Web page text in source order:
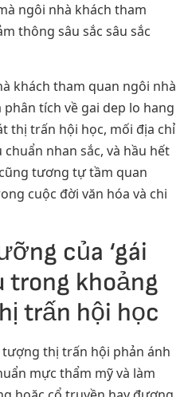
ngôi nhà khách tham
thông sâu sắc sâu sắc
khách tham quan ngôi nhà
tích về gai dep lo hang
thị trấn hội học, mối địa chỉ
nhan sắc, và hầu hết
tương tự tầm quan
cuộc đời văn hóa và chi
của ‘gái
trong khoảng
trấn hội học
thị trấn hội phản ánh
mực thẩm mỹ và làm